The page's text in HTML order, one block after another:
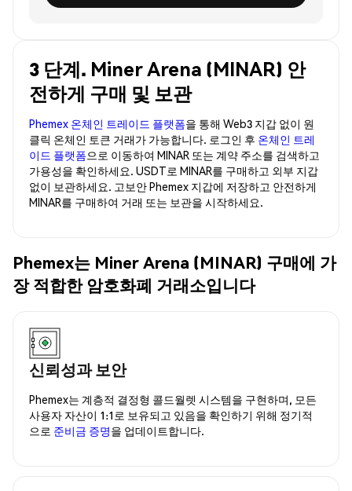
3 단계. Miner Arena (MINAR) 안
전하게 구매 및 보관
Phemex 온체인 트레이드 플랫폼을 통해 Web3 지갑 없이 원
클릭 온체인 토큰 거래가 가능합니다. 로그인 후 온체인 트레
이드 플랫폼으로 이동하여 MINAR 또는 계약 주소를 검색하고
가용성을 확인하세요. USDT로 MINAR를 구매하고 외부 지갑
없이 보관하세요. 고보안 Phemex 지갑에 저장하고 안전하게
MINAR를 구매하여 거래 또는 보관을 시작하세요.
Phemex는 Miner Arena (MINAR) 구매에 가
장 적합한 암호화폐 거래소입니다
신뢰성과 보안
Phemex는 계층적 결정형 콜드월렛 시스템을 구현하며, 모든
사용자 자산이 1:1로 보유되고 있음을 확인하기 위해 정기적
으로 준비금 증명을 업데이트합니다.